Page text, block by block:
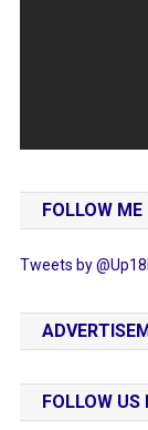
FOLLOW
Tweets by
FOLLOW US